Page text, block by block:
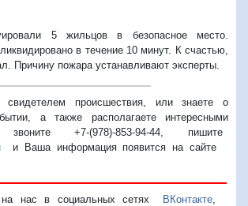
5 жильцов в безопасное место.
в течение 10 минут. К счастью,
Причину пожара устанавливают эксперты.
происшествия, или знаете о
а также располагаете интересными
звоните +7-(978)-853-94-44, пишите
и Ваша информация появится на сайте
на нас в социальных сетях ВКонтакте,